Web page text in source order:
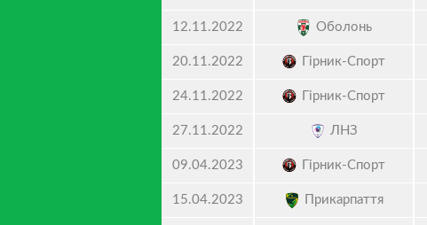
12.11.2022 Оболонь
20.11.2022 Гірник-Спорт
24.11.2022 Гірник-Спорт
27.11.2022 ЛНЗ
09.04.2023 Гірник-Спорт
15.04.2023 Прикарпаття